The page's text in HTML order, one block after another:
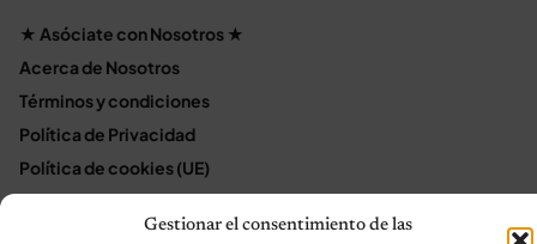
Gestionar el consentimiento de las
★ Asóciate con Nosotros ★
Acerca de Nosotros
Términos y condiciones
Política de Privacidad
Política de cookies (UE)
Mapa del sitio